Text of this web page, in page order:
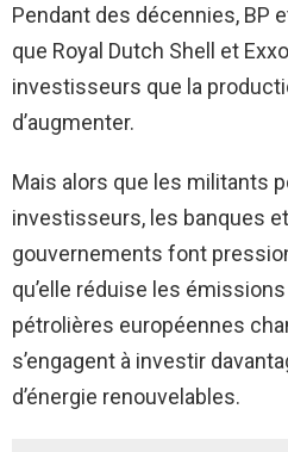
Pendant des décennies, BP
que Royal Dutch Shell et
investisseurs que la
d’augmenter.
Mais alors que les militants
investisseurs, les banques
gouvernements font
qu’elle réduise les
pétrolières européennes
s’engagent à investir
d’énergie renouvelables.